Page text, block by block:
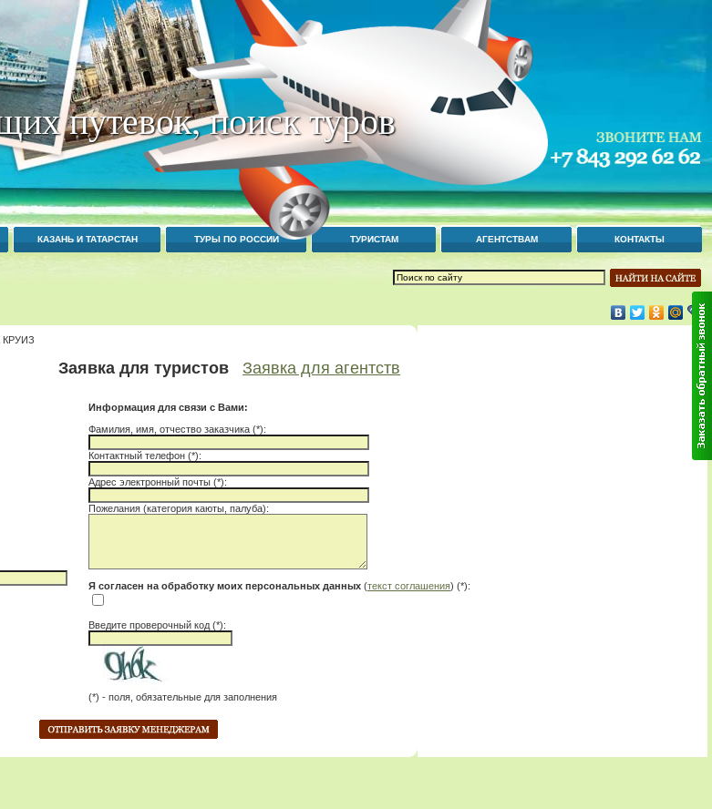
путевок, поиск туров
КАЗАНЬ И ТАТАРСТАН ТУРЫ ПО РОССИИ ТУРИСТАМ АГЕНТСТВАМ КОНТАКТЫ
КРУИЗ
Заявка для туристов Заявка для агентств
Информация для связи с Вами:
Фамилия, имя, отчество заказчика (*):
Контактный телефон (*):
Адрес электронный почты (*):
Пожелания (категория каюты, палуба):
Я согласен на обработку моих персональных данных (текст соглашения) (*):
Введите проверочный код (*):
(*) - поля, обязательные для заполнения